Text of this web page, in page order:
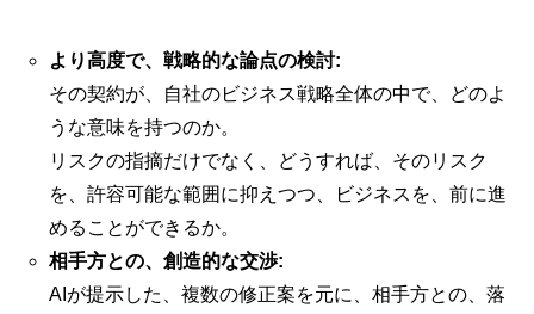
より高度で、戦略的な論点の検討:
その契約が、自社のビジネス戦略全体の中で、どのよ
うな意味を持つのか。
リスクの指摘だけでなく、どうすれば、そのリスク
を、許容可能な範囲に抑えつつ、ビジネスを、前に進
めることができるか。
相手方との、創造的な交渉:
AIが提示した、複数の修正案を元に、相手方との、落